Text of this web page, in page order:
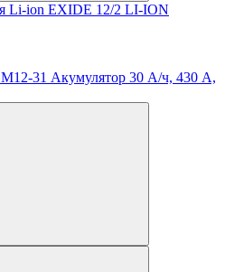
Li-ion EXIDE 12/2 LI-ION